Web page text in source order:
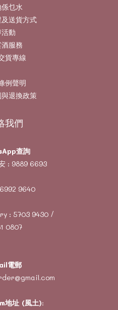
乜水
送貨方式
動
服務
貨專線
例聲明
退換政策
我們
查詢
: 9889 6693
6992 9640
: 5703 9430/
0807
電郵
地址 (風土):